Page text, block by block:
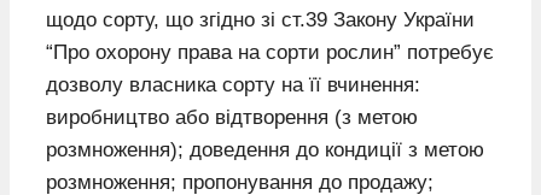
щодо сорту, що згідно зі ст.39 Закону України
“Про охорону права на сорти рослин” потребує
дозволу власника сорту на її вчинення:
виробництво або відтворення (з метою
розмноження); доведення до кондиції з метою
розмноження; пропонування до продажу;